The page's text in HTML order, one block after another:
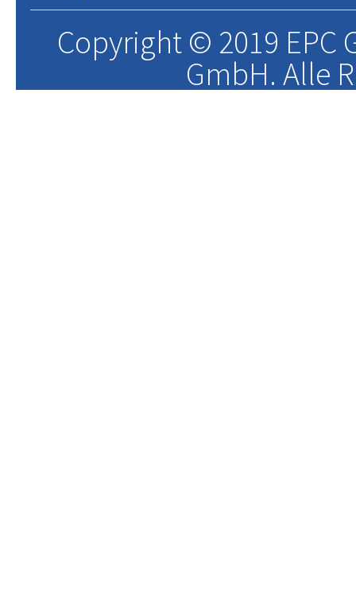
Copyright © 2019 EPC
GmbH. Alle